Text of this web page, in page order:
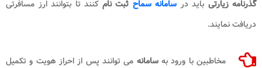
گذرنامه زیارتی باید در سامانه سماح ثبت نام کنند تا بتوانند ارز مسافرتی
دریافت نمایند.
مخاطبین با ورود بهسامانه می توانند پس از احراز هویت و تکمیل